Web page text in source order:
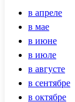
в апреле
в мае
в июне
в июле
в августе
в сентябре
в октябре